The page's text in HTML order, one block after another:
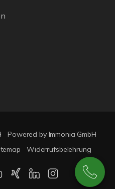
Powered by Immonia GmbH
Widerrufsbelehrung